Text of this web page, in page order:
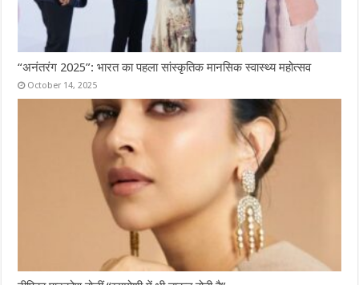
“अनंतरंग 2025”: भारत का पहला सांस्कृतिक मानसिक स्वास्थ्य महोत्सव
October 14, 2025